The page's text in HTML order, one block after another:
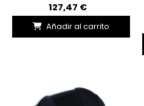
127,47 €
Añadir al carrito